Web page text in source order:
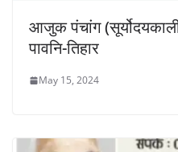
आजुक पंचांग
पावनि-तिहार
May 15, 2024